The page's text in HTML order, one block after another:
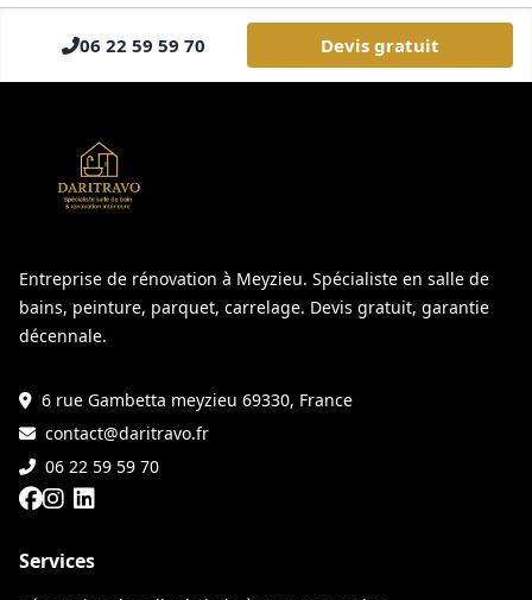
06 22 59 59 70 Devis gratuit
Entreprise de rénovation à Meyzieu. Spécialiste en salle de
bains, peinture, parquet, carrelage. Devis gratuit, garantie
décennale.
6 rue Gambetta meyzieu 69330, France
contact@daritravo.fr
06 22 59 59 70
Services